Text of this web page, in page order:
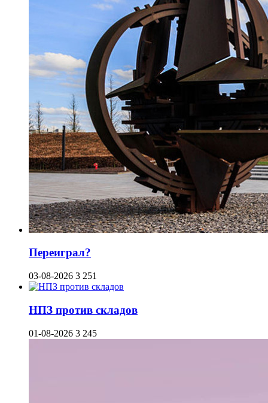
Переиграл?
03-08-2026 3 251
НПЗ против складов
01-08-2026 3 245